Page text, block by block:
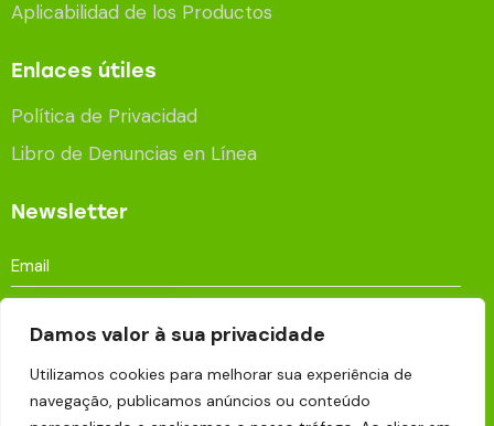
Damos valor à sua privacidade
Utilizamos cookies para melhorar sua experiência de
navegação, publicamos anúncios ou conteúdo
Aplicabilidad de los Productos
Enlaces útiles
Política de Privacidad
Libro de Denuncias en Línea
Newsletter
Aceito que os meus dados sejam processados e
armazenados para fins publicitários de acordo com a